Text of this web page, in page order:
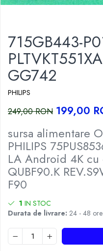
715GB443-
GG742
PHILIPS
249,00 RON 199,00
sursa alimentare
PHILIPS
LA Android 4K cu
QUBF90.K
F90
1 IN STOC
Durata de livrare: 24 - 48